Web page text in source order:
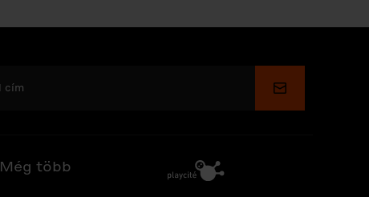
Küldés
Még több